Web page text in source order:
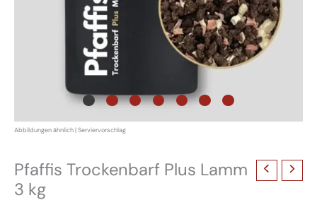
Pfaffis Trockenbarf Plus Lamm
3 kg